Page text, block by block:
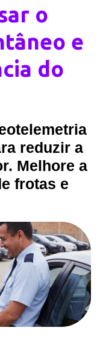
o
e
do
reduzir a
Melhore a
frotas e